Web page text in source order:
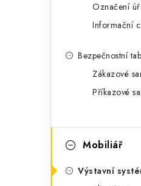
Označení
Informační
Bezpečnostní
Zákazové
Příkazové
Mobiliář
Výstavní